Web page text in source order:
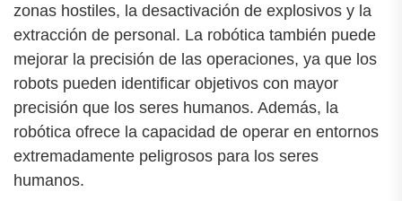
zonas hostiles, la desactivación de explosivos y la
extracción de personal. La robótica también puede
mejorar la precisión de las operaciones, ya que los
robots pueden identificar objetivos con mayor
precisión que los seres humanos. Además, la
robótica ofrece la capacidad de operar en entornos
extremadamente peligrosos para los seres
humanos.